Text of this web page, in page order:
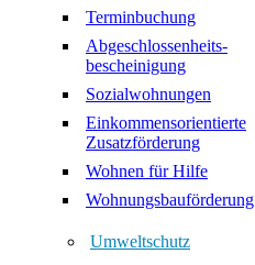
Terminbuchung
Abgeschlossenheits-
bescheinigung
Sozialwohnungen
Einkommensorientierte
Zusatzförderung
Wohnen für Hilfe
Wohnungsbauförderung
Umweltschutz